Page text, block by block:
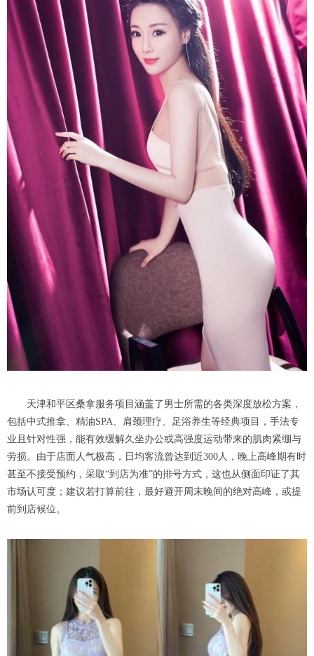
天津和平区桑拿服务项目涵盖了男士所需的各类深度放松方案，
包括中式推拿、精油SPA、肩颈理疗、足浴养生等经典项目，手法专
业且针对性强，能有效缓解久坐办公或高强度运动带来的肌肉紧绷与
劳损。由于店面人气极高，日均客流曾达到近300人，晚上高峰期有时
甚至不接受预约，采取“到店为准”的排号方式，这也从侧面印证了其
市场认可度；建议若打算前往，最好避开周末晚间的绝对高峰，或提
前到店候位。